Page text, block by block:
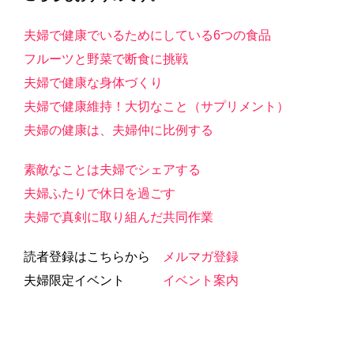
夫婦で健康でいるためにしている6つの食品
フルーツと野菜で断食に挑戦
夫婦で健康な身体づくり
夫婦で健康維持！大切なこと（サプリメント）
夫婦の健康は、夫婦仲に比例する
素敵なことは夫婦でシェアする
夫婦ふたりで休日を過ごす
夫婦で真剣に取り組んだ共同作業
読者登録はこちらから
メルマガ登録
夫婦限定イベント イベント案内